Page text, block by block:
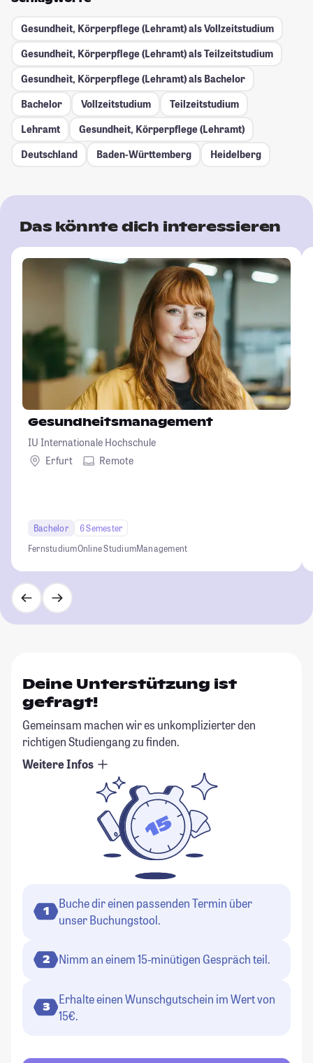
Gesundheit, Körperpflege (Lehramt) als Vollzeitstudium
Gesundheit, Körperpflege (Lehramt) als Teilzeitstudium
Gesundheit, Körperpflege (Lehramt) als Bachelor
Bachelor
Vollzeitstudium
Teilzeitstudium
Lehramt
Gesundheit, Körperpflege (Lehramt)
Deutschland
Baden-Württemberg Heidelberg
Das könnte dich interessieren
Gesundheitsmanagement
IU Internationale Hochschule
Erfurt
Remote
Bachelor
6 Semester
FernstudiumOnline StudiumManagement
Deine Unterstützung ist
gefragt!
Gemeinsam machen wir es unkomplizierter den
richtigen Studiengang zu finden.
Weitere Infos
1
Buche dir einen passenden Termin über
unser Buchungstool.
2 Nimm an einem 15-minütigen Gespräch teil.
3
Erhalte einen Wunschgutschein im Wert von
15€.